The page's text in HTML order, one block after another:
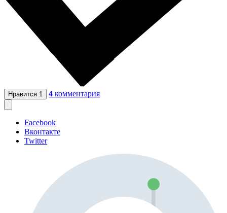
Нравится 1 4 комментария
Facebook
Вконтакте
Twitter